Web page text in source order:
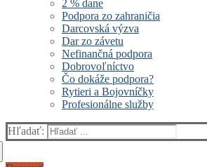
2 % dane
Podpora zo zahraničia
Darcovská výzva
Dar zo závetu
Nefinančná podpora
Dobrovoľníctvo
Čo dokáže podpora?
Rytieri a Bojovníčky
Profesionálne služby
Hľadať: